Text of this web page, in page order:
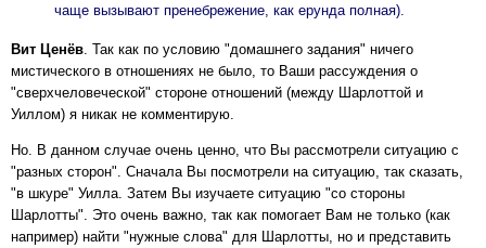
чаще вызывают пренебрежение, как ерунда полная).
Вит Ценёв . Так как по условию "домашнего задания" ничего
мистического в отношениях не было, то Ваши рассуждения о
"сверхчеловеческой" стороне отношений (между Шарлоттой и
Уиллом) я никак не комментирую.
Но. В данном случае очень ценно, что Вы рассмотрели ситуацию с
"разных сторон". Сначала Вы посмотрели на ситуацию, так сказать,
"в шкуре" Уилла. Затем Вы изучаете ситуацию "со стороны
Шарлотты". Это очень важно, так как помогает Вам не только (как
например) найти "нужные слова" для Шарлотты, но и представить